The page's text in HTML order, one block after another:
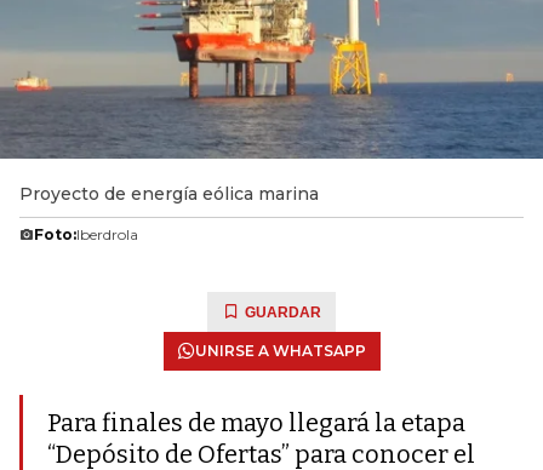
Proyecto de energía eólica marina
Foto:Iberdrola
GUARDAR
UNIRSE A WHATSAPP
Para finales de mayo llegará la etapa
“Depósito de Ofertas” para conocer el